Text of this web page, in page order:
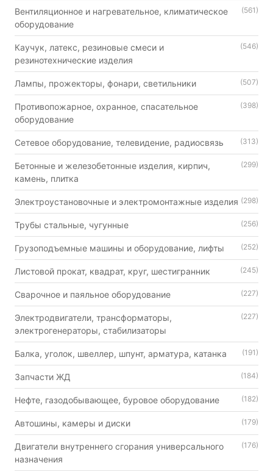
Вентиляционное и нагревательное, климатическое
оборудование
(561)
Каучук, латекс, резиновые смеси и
резинотехнические изделия
(546)
Лампы, прожекторы, фонари, светильники (507)
Противопожарное, охранное, спасательное
оборудование
(398)
Сетевое оборудование, телевидение, радиосвязь (313)
Бетонные и железобетонные изделия, кирпич,
камень, плитка
(299)
Электроустановочные и электромонтажные изделия (298)
Трубы стальные, чугунные (256)
Грузоподъемные машины и оборудование, лифты (252)
Листовой прокат, квадрат, круг, шестигранник (245)
Сварочное и паяльное оборудование (227)
Электродвигатели, трансформаторы,
электрогенераторы, стабилизаторы
(227)
Балка, уголок, швеллер, шпунт, арматура, катанка (191)
Запчасти ЖД (184)
Нефте, газодобывающее, буровое оборудование (182)
Автошины, камеры и диски (179)
Двигатели внутреннего сгорания универсального
назначения
(176)